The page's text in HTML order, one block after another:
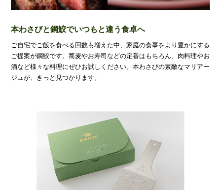
本わさびと鋼鮫でいつもと違う食卓へ
ご自宅でご飯を食べる回数も増えた中、家庭の食事をより豊かにする
ご提案が鋼鮫です。蕎麦やお寿司などの定番はもちろん、肉料理やお
酒など様々な料理にぜひお試しください。本わさびの素敵なマリアー
ジュが、きっと見つかります。